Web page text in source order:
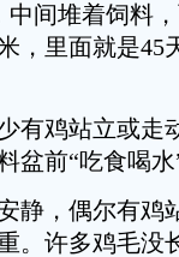
间堆着饲料
，里面就是45
鸡站立或走
盆前“吃食喝水
，偶尔有鸡
。许多鸡毛没